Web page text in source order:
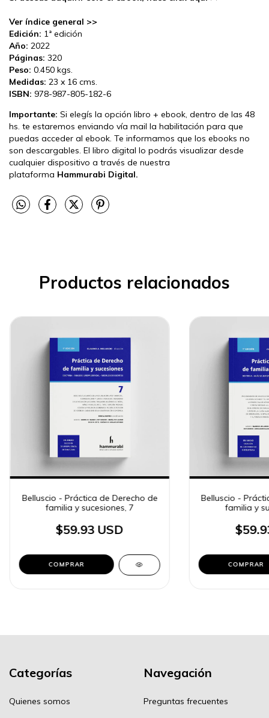
Ver índice general >>
Edición: 1ª edición
Año: 2022
Páginas: 320
Peso: 0.450 kgs.
Medidas: 23 x 16 cms.
ISBN: 978-987-805-182-6
Importante: Si elegís la opción libro + ebook, dentro de las 48
hs. te estaremos enviando vía mail la habilitación para que
puedas acceder al ebook. Te informamos que los ebooks no
son descargables. El libro digital lo podrás visualizar desde
cualquier dispositivo a través de nuestra
plataforma Hammurabi Digital.
Productos relacionados
Belluscio - Práctica de Derecho de
familia y sucesiones, 7
$59.93 USD
COMPRAR
Belluscio -
familia y
COMPRAR
Categorías
Quienes somos
Navegación
Preguntas frecuentes